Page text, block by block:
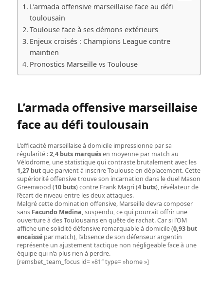
L’armada offensive marseillaise face au défi
toulousain
Toulouse face à ses démons extérieurs
Enjeux croisés : Champions League contre
maintien
Pronostics Marseille vs Toulouse
L’armada offensive marseillaise
face au défi toulousain
L’efficacité marseillaise à domicile impressionne par sa
régularité :2,4 buts marquésen moyenne par match au
Vélodrome, une statistique qui contraste brutalement avec les
1,27 butque parvient à inscrire Toulouse en déplacement. Cette
supériorité offensive trouve son incarnation dans le duel Mason
Greenwood (10 buts) contre Frank Magri (4 buts), révélateur de
l’écart de niveau entre les deux attaques.
Malgré cette domination offensive, Marseille devra composer
sans Facundo Medina, suspendu, ce qui pourrait offrir une
ouverture à des Toulousains en quête de rachat. Car si l’OM
affiche une solidité défensive remarquable à domicile (0,93 but
encaissé par match), l’absence de son défenseur argentin
représente un ajustement tactique non négligeable face à une
équipe qui n’a plus rien à perdre.
[remsbet_team_focus id= »81″ type= »home »]